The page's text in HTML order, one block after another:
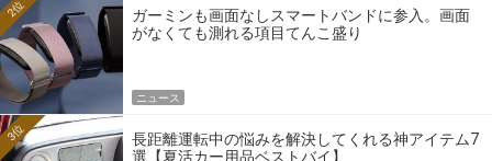
ガーミンも画面なしスマートバンドに参入。画面
がなくても測れる項目てんこ盛り
2位
ニュース
長距離運転中の悩みを解決してくれる神アイテム7
選【夏活カー用品ベストバイ】
3位